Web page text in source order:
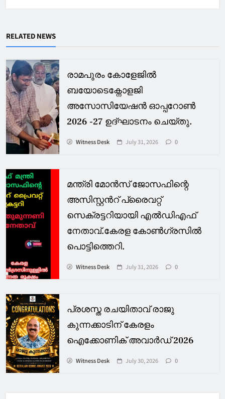
RELATED NEWS
രാമപുരം കോളേജിൽ
ബയോടെക്നോളജി
അസോസിയേഷൻ ഓപ്പറോൺ
2026 -27 ഉദ്ഘാടനം ചെയ്തു.
Witness Desk July 31, 2026 0
മന്ത്രി മോൻസ് ജോസഫിന്റെ
അസിസ്റ്റൻറ് പ്രൈവറ്റ്
സെക്രട്ടറിയായി എൽഡിഎഫ്
നേതാവ്.കേരള കോൺഗ്രസിൽ
പൊട്ടിത്തെറി.
Witness Desk July 31, 2026 0
പ്രശസ്ത രചയിതാവ് രാജു
കുന്നക്കാടിന് കേരളം
ഐക്കോണിക് അവാർഡ് 2026
Witness Desk July 30, 2026 0